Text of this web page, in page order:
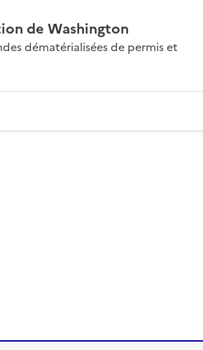
de Washington
dématérialisées de permis et